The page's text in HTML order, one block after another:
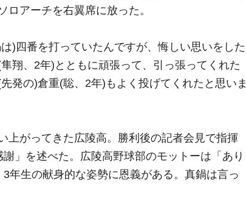
ロアーチを右翼席に放った。
)四番を打っていたんですが、悔しい思いをした
翔、2年)とともに頑張って、引っ張ってくれた
発の)倉重(聡、2年)もよく投げてくれたと思いま
上がってきた広陵高。勝利後の記者会見で指揮
」を述べた。広陵高野球部のモットーは「あり
年生の献身的な姿勢に恩義がある。真鍋は言っ